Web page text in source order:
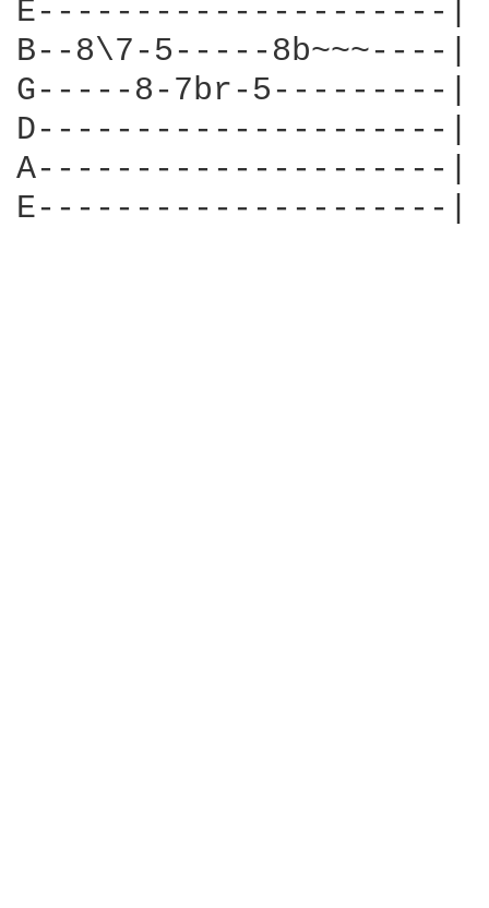
E---------------------|
B--8\7-5-----8b~~~----|
G-----8-7br-5---------|
D---------------------|
A---------------------|
E---------------------|